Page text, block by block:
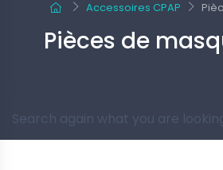
Accessoires CPAP
Pièces de
Search again what you are